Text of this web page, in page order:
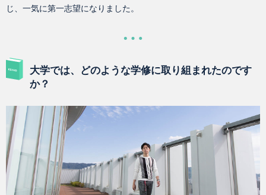
じ、一気に第一志望になりました。
大学では、どのような学修に取り組まれたのです
か？